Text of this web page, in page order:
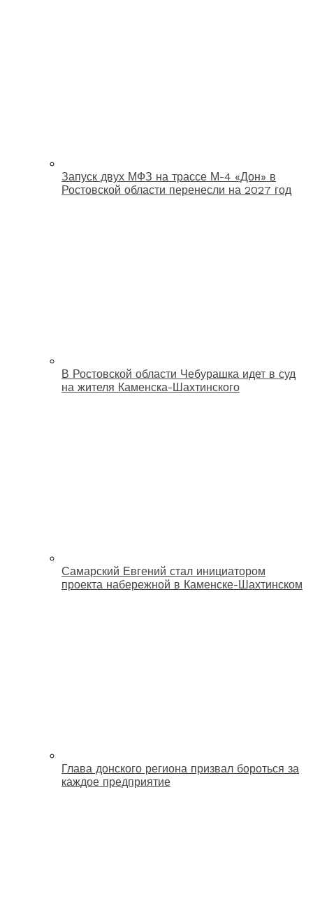
Запуск двух МФЗ на трассе М-4 «Дон» в
Ростовской области перенесли на 2027 год
В Ростовской области Чебурашка идет в суд
на жителя Каменска-Шахтинского
Самарский Евгений стал инициатором
проекта набережной в Каменске-Шахтинском
Глава донского региона призвал бороться за
каждое предприятие